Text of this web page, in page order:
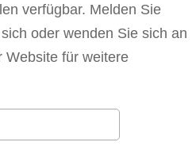
verfügbar. Melden Sie
oder wenden Sie sich an
Website für weitere